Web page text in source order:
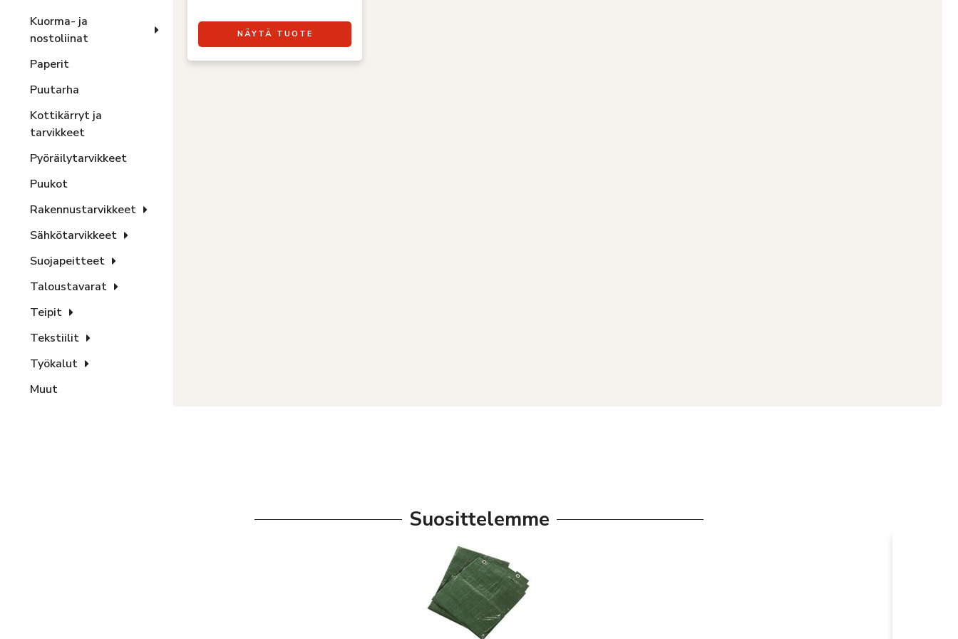
Kuorma- ja
nostoliinat
Paperit
Puutarha
Kottikärryt ja
tarvikkeet
Pyöräilytarvikkeet
Puukot
Rakennustarvikkeet
Sähkötarvikkeet
Suojapeitteet
Taloustavarat
Teipit
Tekstiilit
Työkalut
Muut
NÄYTÄ TUOTE
Suosittelemme